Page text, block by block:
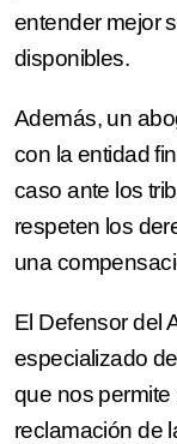
entender mejor
disponibles.
Además, un
con la entidad
caso ante los
respeten los
una
El Defensor del
especializado
que nos
reclamación de